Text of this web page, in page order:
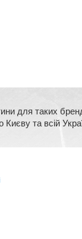
для таких
та всій